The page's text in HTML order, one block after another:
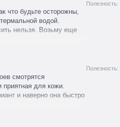
что будьте осторожны,
водой.
нельзя. Возьму еще
смотрятся
приятная для кожи.
и наверно она быстро